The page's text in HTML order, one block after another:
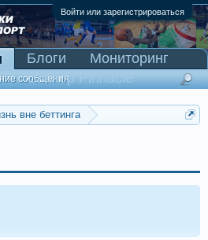
Войти или зарегистрироваться
вне беттинга
сообщения
Блоги
Мониторинг
Сканер Pinnacle